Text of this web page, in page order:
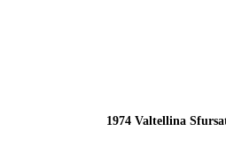
1974 Valtellina